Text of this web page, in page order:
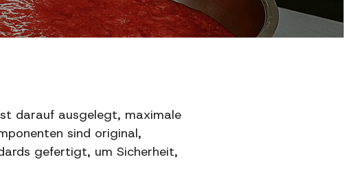
darauf ausgelegt, maximale
sind original,
gefertigt, um Sicherheit,